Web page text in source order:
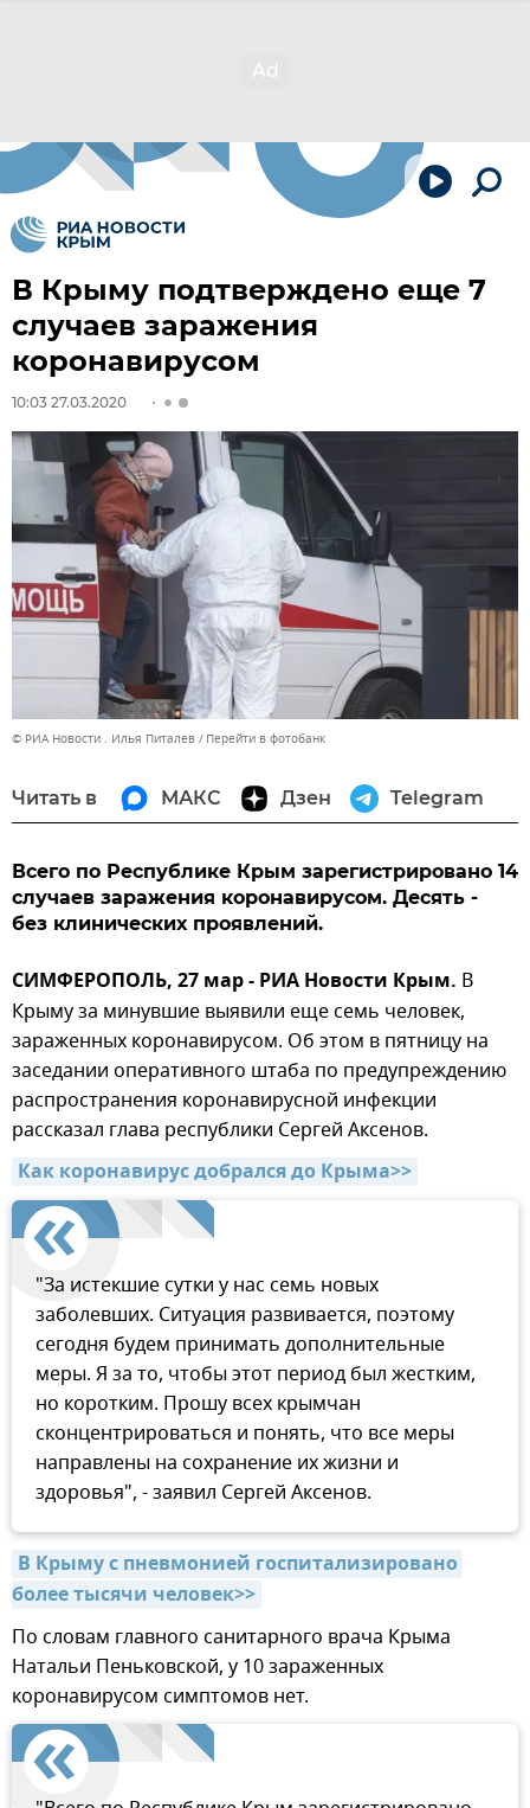
В Крыму подтверждено еще 7
случаев заражения
коронавирусом
10:03 27.03.2020
© РИА Новости . Илья Питалев Перейти в фотобанк
Читать в МАКС Дзен Telegram
Всего по Республике Крым зарегистрировано 14
случаев заражения коронавирусом. Десять -
без клинических проявлений.
СИМФЕРОПОЛЬ, 27 мар - РИА Новости Крым. В
Крыму за минувшие выявили еще семь человек,
зараженных коронавирусом. Об этом в пятницу на
заседании оперативного штаба по предупреждению
распространения коронавирусной инфекции
рассказал глава республики Сергей Аксенов.
Как коронавирус добрался до Крыма>>
"За истекшие сутки у нас семь новых
заболевших. Ситуация развивается, поэтому
сегодня будем принимать дополнительные
меры. Я за то, чтобы этот период был жестким,
но коротким. Прошу всех крымчан
сконцентрироваться и понять, что все меры
направлены на сохранение их жизни и
здоровья", - заявил Сергей Аксенов.
В Крыму с пневмонией госпитализировано
более тысячи человек>>
По словам главного санитарного врача Крыма
Натальи Пеньковской, у 10 зараженных
коронавирусом симптомов нет.